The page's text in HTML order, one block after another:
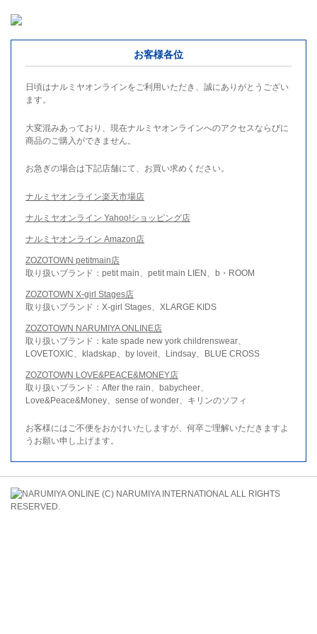
お客様各位
日頃はナルミヤオンラインをご利用いただき、誠にありがとうござい
ます。
大変混みあっており、現在ナルミヤオンラインへのアクセスならびに
商品のご購入ができません。
お急ぎの場合は下記店舗にて、お買い求めください。
ナルミヤオンライン楽天市場店
ナルミヤオンライン Yahoo!ショッピング店
ナルミヤオンライン Amazon店
ZOZOTOWN petitmain店
取り扱いブランド：petit main、petit main LIEN、b・ROOM
ZOZOTOWN X-girl Stages店
取り扱いブランド：X-girl Stages、XLARGE KIDS
ZOZOTOWN NARUMIYA ONLINE店
取り扱いブランド：kate spade new york childrenswear、
LOVETOXIC、kladskap、by loveit、Lindsay、BLUE CROSS
ZOZOTOWN LOVE&PEACE&MONEY店
取り扱いブランド：After the rain、babycheer、
Love&Peace&Money、sense of wonder、キリンのソフィ
お客様にはご不便をおかけいたしますが、何卒ご理解いただきますよ
うお願い申し上げます。